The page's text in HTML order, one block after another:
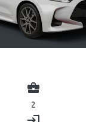
business_center
2